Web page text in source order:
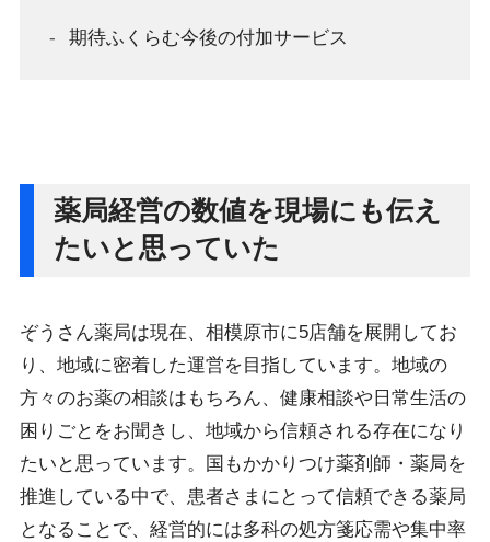
期待ふくらむ今後の付加サービス
薬局経営の数値を現場にも伝え
たいと思っていた
ぞうさん薬局は現在、相模原市に5店舗を展開してお
り、地域に密着した運営を目指しています。地域の
方々のお薬の相談はもちろん、健康相談や日常生活の
困りごとをお聞きし、地域から信頼される存在になり
たいと思っています。国もかかりつけ薬剤師・薬局を
推進している中で、患者さまにとって信頼できる薬局
となることで、経営的には多科の処方箋応需や集中率